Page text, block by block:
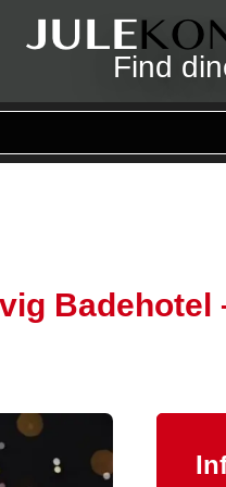
Find
Badehotel